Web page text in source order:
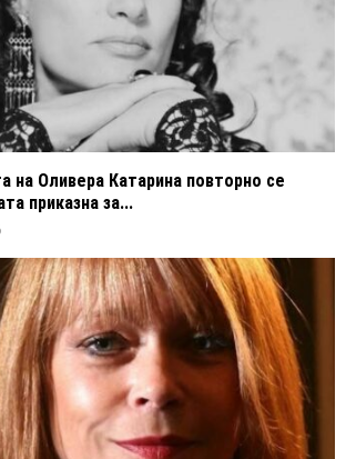
на Оливера Катарина повторно се
приказна за...